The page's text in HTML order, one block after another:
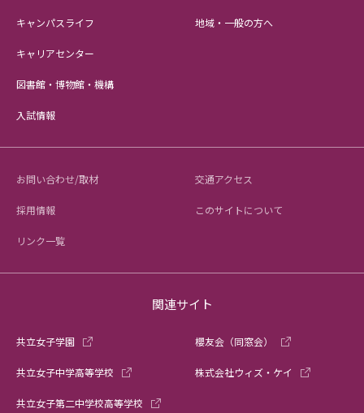
キャンパスライフ
キャリアセンター
図書館・博物館・機構
入試情報
地域・一般の方へ
お問い合わせ/取材 交通アクセス
採用情報 このサイトについて
リンク一覧
関連サイト
共立女子学園
共立女子中学高等学校
共立女子第二中学校高等学校
櫻友会（同窓会）
株式会社ウィズ・ケイ